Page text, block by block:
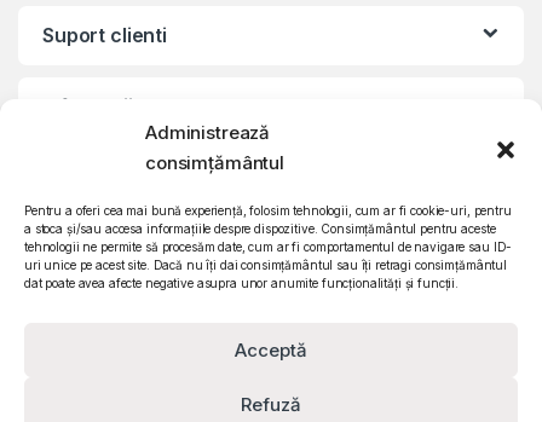
Administrează
consimțământul
Pentru a oferi cea mai bună experiență, folosim tehnologii, cum ar fi cookie-uri, pentru
a stoca și/sau accesa informațiile despre dispozitive. Consimțământul pentru aceste
tehnologii ne permite să procesăm date, cum ar fi comportamentul de navigare sau ID-
uri unice pe acest site. Dacă nu îți dai consimțământul sau îți retragi consimțământul
dat poate avea afecte negative asupra unor anumite funcționalități și funcții.
Acceptă
Refuză
Suport clienti
Informatii legale
©2010 – 2024 Quattro SRL